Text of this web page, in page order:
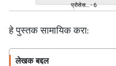
प्रोसेस... - 6
हे पुस्तक सामायिक करा:
लेखक बद्दल